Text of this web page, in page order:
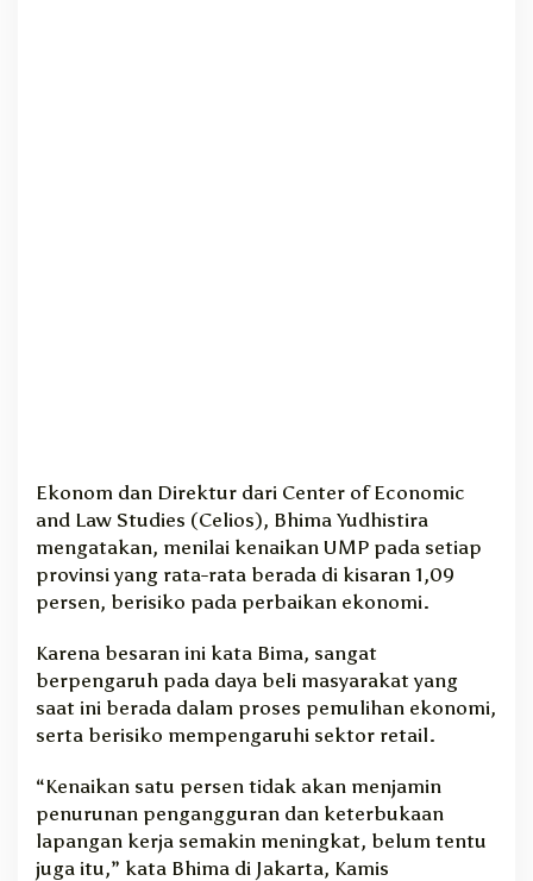
Ekonom dan Direktur dari Center of Economic
and Law Studies (Celios), Bhima Yudhistira
mengatakan, menilai kenaikan UMP pada setiap
provinsi yang rata-rata berada di kisaran 1,09
persen, berisiko pada perbaikan ekonomi.
Karena besaran ini kata Bima, sangat
berpengaruh pada daya beli masyarakat yang
saat ini berada dalam proses pemulihan ekonomi,
serta berisiko mempengaruhi sektor retail.
“Kenaikan satu persen tidak akan menjamin
penurunan pengangguran dan keterbukaan
lapangan kerja semakin meningkat, belum tentu
juga itu,” kata Bhima di Jakarta, Kamis